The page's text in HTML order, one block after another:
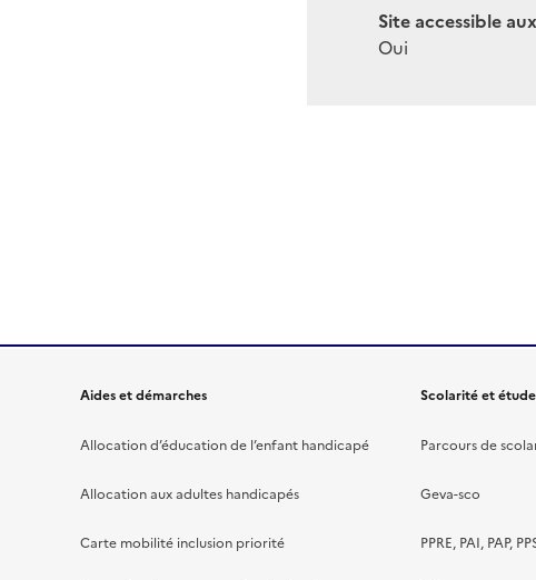
Site accessible
Oui
Aides et démarches
Allocation d’éducation de l’enfant handicapé
Allocation aux adultes handicapés
Carte mobilité inclusion priorité
Scolarité et
Parcours de
Geva-sco
PPRE, PAI, PAP,